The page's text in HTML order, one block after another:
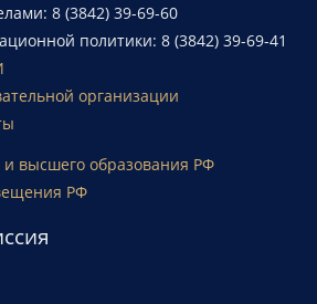
8 (3842) 39-69-60
политики: 8 (3842) 39-69-41
организации
высшего образования РФ
РФ